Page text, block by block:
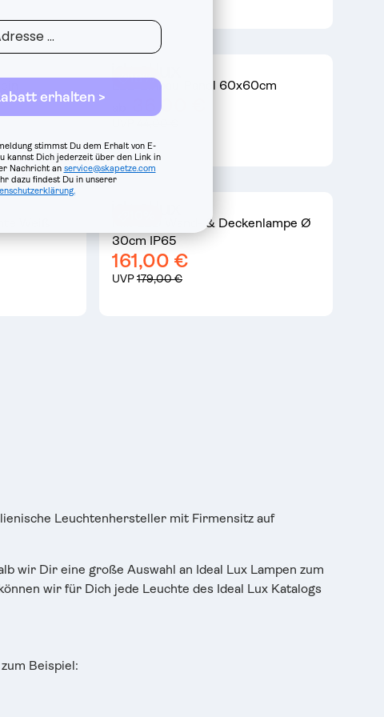
18%
LED Einbau-Panel 60x60cm
36,00 €
Mib LED Wand- & Deckenlampe Ø
30cm IP65
161,00 €
UVP179,00 €
Leuchtenhersteller mit Firmensitz auf
wir Dir eine große Auswahl an Ideal Lux Lampen zum
wir für Dich jede Leuchte des Ideal Lux Katalogs
Beispiel:
erhalten >
stimmst Du dem Erhalt von E-
kannst Dich jederzeit über den Link in
Nachricht an service@skapetze.com
dazu findest Du in unserer